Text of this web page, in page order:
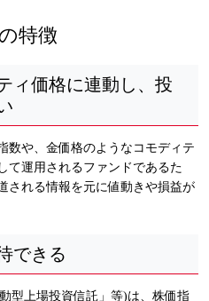
特徴
ィ価格に連動し、投
数や、金価格のようなコモディテ
て運用されるファンドであるた
される情報を元に値動きや損益が
できる
型上場投資信託」等)は、株価指